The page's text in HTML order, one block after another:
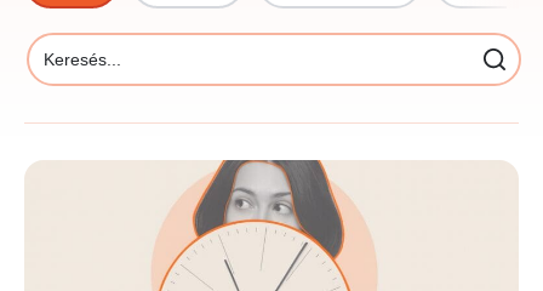
Search
for:
Search Button